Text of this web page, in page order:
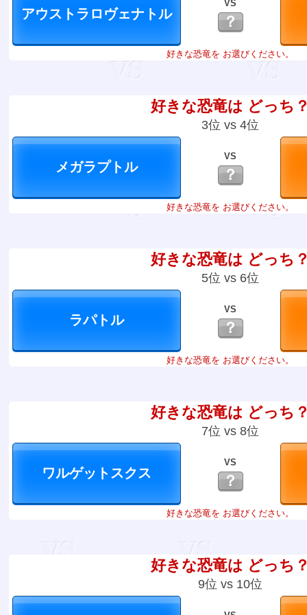
VS
？
好きな恐竜を お選びください。
好きな恐竜は どっち
3位 vs 4位
VS
？
好きな恐竜を お選びください。
好きな恐竜は どっち
5位 vs 6位
VS
？
好きな恐竜を お選びください。
好きな恐竜は どっち
7位 vs 8位
VS
？
好きな恐竜を お選びください。
好きな恐竜は どっち
9位 vs 10位